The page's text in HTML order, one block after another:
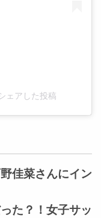
ェアした投稿
佳菜さんにイン
た？！女子サッ